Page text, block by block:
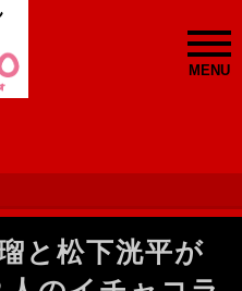
MENU
と松下洸平が